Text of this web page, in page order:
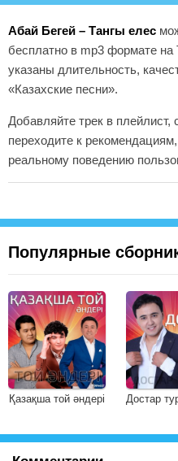
Абай Бегей – Тангы елес
бесплатно в mp3 формате
указаны длительность,
«Казахские песни».
Добавляйте трек в
переходите к
реальному поведению
Популярные
Қазақша той әндері Достар